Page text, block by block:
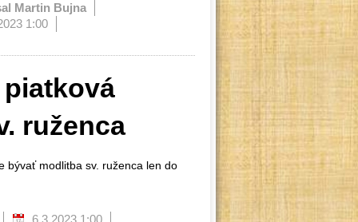
Martin Bujna
1:00
ruženca
bývať modlitba sv. ruženca len do